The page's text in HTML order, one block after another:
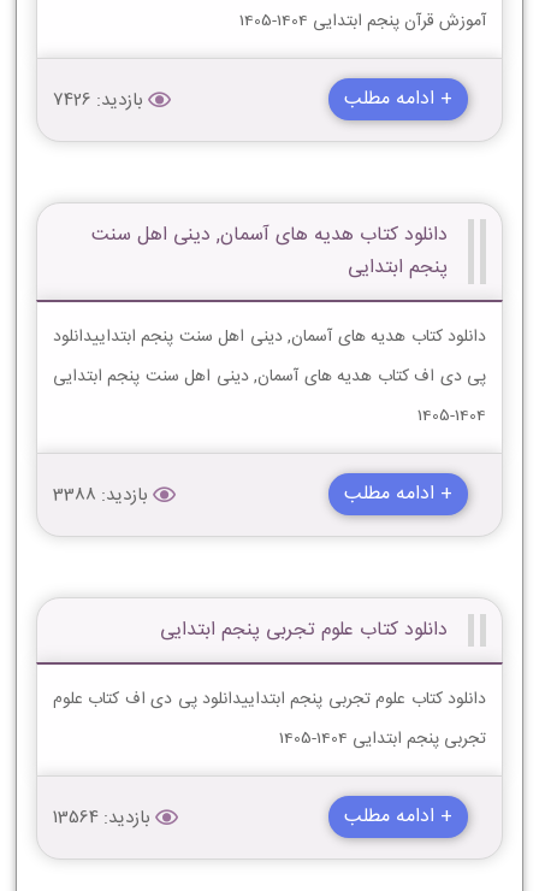
آموزش قرآن پنجم ابتدایی 1404-1405
+ ادامه مطلب بازدید: 7426
دانلود کتاب هدیه های آسمان, دینی اهل سنت
پنجم ابتدایی
دانلود کتاب هدیه های آسمان, دینی اهل سنت پنجم ابتداییدانلود
پی دی اف کتاب هدیه های آسمان, دینی اهل سنت پنجم ابتدایی
1404-1405
+ ادامه مطلب بازدید: 3388
دانلود کتاب علوم تجربی پنجم ابتدایی
دانلود کتاب علوم تجربی پنجم ابتداییدانلود پی دی اف کتاب علوم
تجربی پنجم ابتدایی 1404-1405
+ ادامه مطلب بازدید: 13564